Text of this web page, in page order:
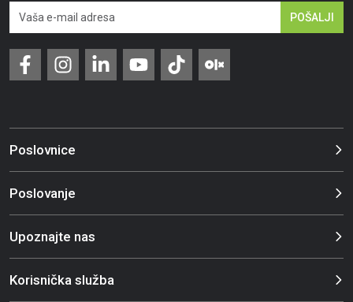
POŠALJI
Poslovnice
Poslovanje
Upoznajte nas
Korisnička služba